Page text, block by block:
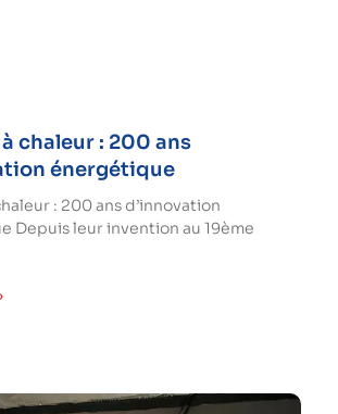
chaleur : 200 ans
énergétique
: 200 ans d’innovation
Depuis leur invention au 19ème